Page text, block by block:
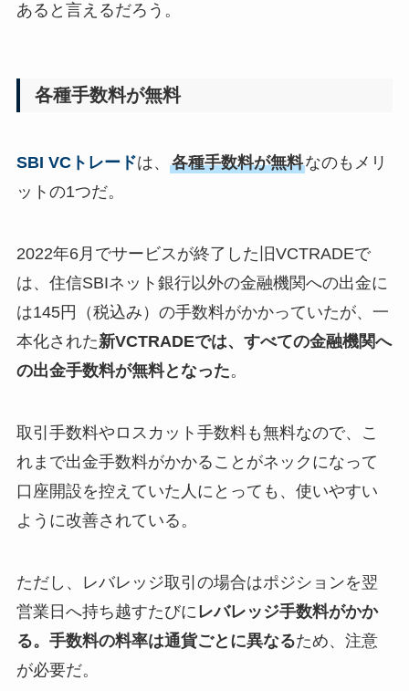
あると言えるだろう。
各種手数料が無料
SBI VCトレードは、 各種手数料が無料なのもメリ
ットの1つだ。
2022年6月でサービスが終了した旧VCTRADEで
は、住信SBIネット銀行以外の金融機関への出金に
は145円（税込み）の手数料がかかっていたが、一
本化された新VCTRADEでは、すべての金融機関へ
の出金手数料が無料となった。
取引手数料やロスカット手数料も無料なので、こ
れまで出金手数料がかかることがネックになって
口座開設を控えていた人にとっても、使いやすい
ように改善されている。
ただし、レバレッジ取引の場合はポジションを翌
営業日へ持ち越すたびに レバレッジ手数料がかか
る。手数料の料率は通貨ごとに異なるため、注意
が必要だ。